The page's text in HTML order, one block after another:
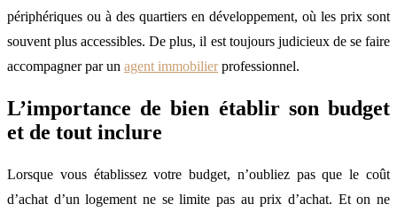
périphériques ou à des quartiers en développement, où les prix sont
souvent plus accessibles. De plus, il est toujours judicieux de se faire
accompagner par un agent immobilierprofessionnel.
L’importance de bien établir son budget
et de tout inclure
Lorsque vous établissez votre budget, n’oubliez pas que le coût
d’achat d’un logement ne se limite pas au prix d’achat. Et on ne